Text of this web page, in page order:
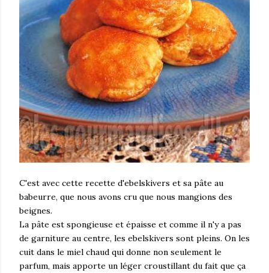
C'est avec cette recette d'ebelskivers et sa pâte au
babeurre, que nous avons cru que nous mangions des
beignes.
La pâte est spongieuse et épaisse et comme il n'y a pas
de garniture au centre, les ebelskivers sont pleins. On les
cuit dans le miel chaud qui donne non seulement le
parfum, mais apporte un léger croustillant du fait que ça